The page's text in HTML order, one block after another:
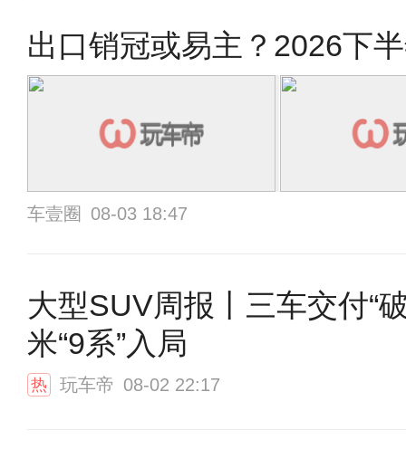
出口销冠或易主？2026下
车壹圈 08-03 18:47
大型SUV周报丨三车交付“
米“9系”入局
热 玩车帝 08-02 22:17